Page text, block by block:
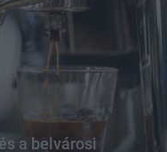
a belvárosi